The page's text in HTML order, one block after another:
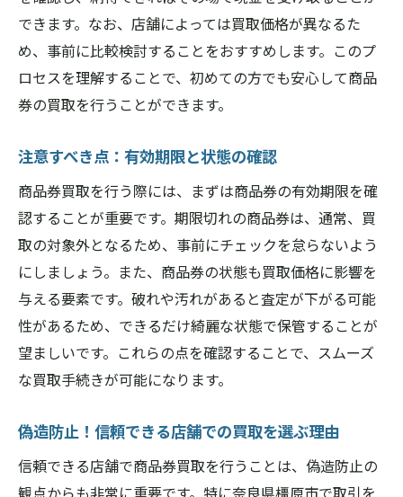
タイミングを見極めて買取価格を上げる方
法
キャンペーンを利用した買取アップのチャ
ンス
状態を保つための保管方法
店舗とのコミュニケーションの取り方
市場動向を理解して賢く売る
急な出費に備える商品券買取のメリットとその
活用法
商品券買取が急な支払いに役立つ理由
家計管理における商品券買取の活用法
非常時に備えて現金化するという選択肢
有効期限間近の商品券を活かす方法
賢い消費者が実践する現金化テクニック
商品券を高価買取してもらうための準備と知識
できます。なお、店舗によっては買取価格が異なるた
め、事前に比較検討することをおすすめします。このプ
ロセスを理解することで、初めての方でも安心して商品
券の買取を行うことができます。
注意すべき点：有効期限と状態の確認
商品券買取を行う際には、まずは商品券の有効期限を確
認することが重要です。期限切れの商品券は、通常、買
取の対象外となるため、事前にチェックを怠らないよう
にしましょう。また、商品券の状態も買取価格に影響を
与える要素です。破れや汚れがあると査定が下がる可能
性があるため、できるだけ綺麗な状態で保管することが
望ましいです。これらの点を確認することで、スムーズ
な買取手続きが可能になります。
偽造防止！信頼できる店舗での買取を選ぶ理由
信頼できる店舗で商品券買取を行うことは、偽造防止の
観点からも非常に重要です。特に奈良県橿原市で取引を